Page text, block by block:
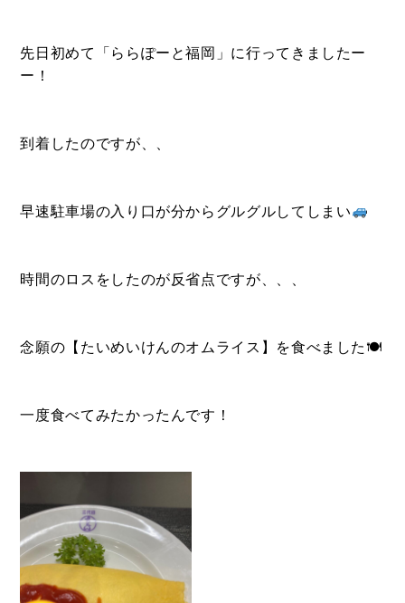
先日初めて「ららぽーと福岡」に行ってきましたー
ー！
到着したのですが、、
早速駐車場の入り口が分からグルグルしてしまい
時間のロスをしたのが反省点ですが、、、
念願の【たいめいけんのオムライス】を食べました🍽
一度食べてみたかったんです！